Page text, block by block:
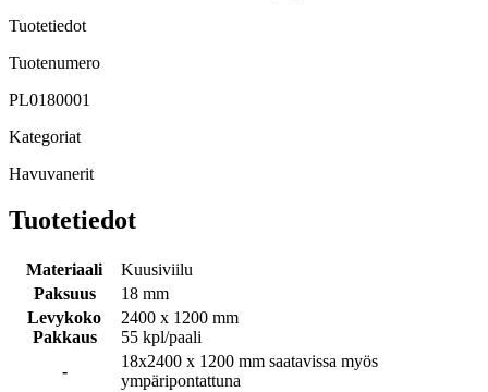
Tuotetiedot
Tuotenumero
PL0180001
Kategoriat
Havuvanerit
Tuotetiedot
Materiaali
Kuusiviilu
Paksuus
18 mm
Levykoko
Pakkaus
2400 x 1200 mm
55 kpl/paali
-
18x2400 x 1200 mm saatavissa myös
ympäripontattuna